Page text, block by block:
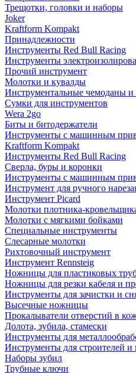
Трещотки, головки и наборы
Joker
Kraftform Kompakt
Принадлежности
Инструменты Red Bull Racing
Инструменты
Прочий инструмент
Молотки и кувалды
Инструментальные чемоданы и
Сумки для инструментов
Wera 2go
Биты и битодержатели
Инструменты с машинным
Kraftform Kompakt
Инструменты Red Bull Racing
Сверла, буры и коронки
Инструменты с машинным
Инструмент для ручного
Инструмент Picard
Молотки плотника-
Молотки с мягкими бойками
Специальные инструменты
Слесарные молотки
Рихтовочный инструмент
Инструмент Rennsteig
Ножницы для пластиковых
Ножницы для резки кабеля и
Инструменты для зачистки и
Высечные ножницы
Прокалыватели отверстий в
Долота, зубила, стамески
Инструменты для
Инструменты для строителей
Наборы зубил
Трубные ключи